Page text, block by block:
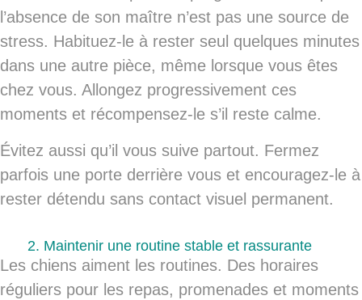
l’absence de son maître n’est pas une source de
stress. Habituez-le à rester seul quelques minutes
dans une autre pièce, même lorsque vous êtes
chez vous. Allongez progressivement ces
moments et récompensez-le s’il reste calme.
Évitez aussi qu’il vous suive partout. Fermez
parfois une porte derrière vous et encouragez-le à
rester détendu sans contact visuel permanent.
2. Maintenir une routine stable et rassurante
Les chiens aiment les routines. Des horaires
réguliers pour les repas, promenades et moments